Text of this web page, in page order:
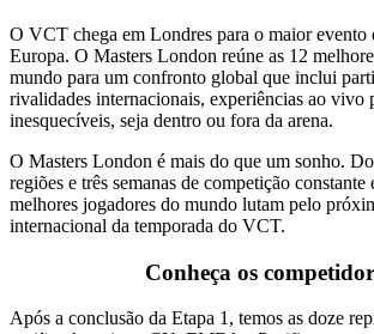
O VCT chega em Londres para o maior
Europa. O Masters London reúne as 12
mundo para um confronto global que inclui
rivalidades internacionais, experiências ao vivo
inesquecíveis, seja dentro ou fora da arena.
O Masters London é mais do que um sonho.
regiões e três semanas de competição constante
melhores jogadores do mundo lutam pelo
internacional da temporada do VCT.
Conheça os
Após a conclusão da Etapa 1, temos as doze